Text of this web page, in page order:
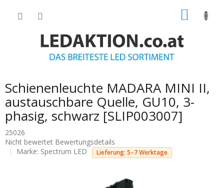
Schienenleuchte MADARA MINI II,
austauschbare Quelle, GU10, 3-
phasig, schwarz [SLIP003007]
25026
Die
durchschnittliche
Nicht bewertet Bewertungsdetails
Marke: Spectrum LED Lieferung: 5–7 Werktage